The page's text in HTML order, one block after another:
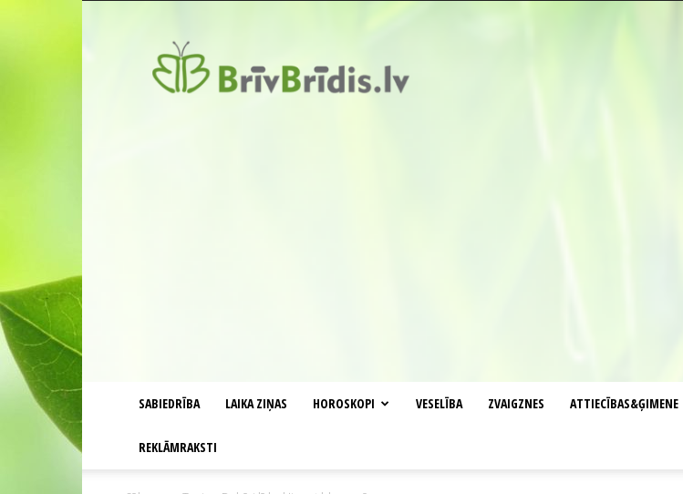
SABIEDRĪBA LAIKA ZIŅAS HOROSKOPI VESELĪBA ZVAIGZNES ATTIECĪBAS&ĢIMENE
REKLĀMRAKSTI